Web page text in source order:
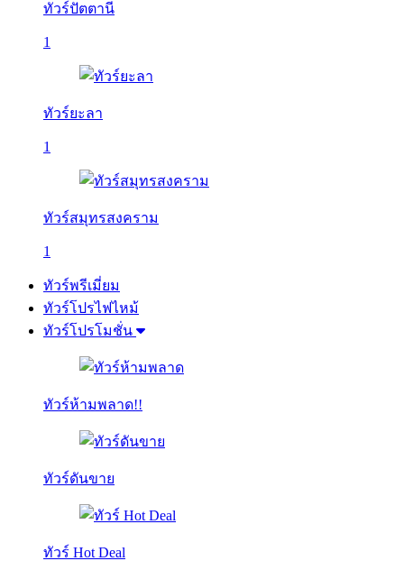
ทัวร์ปัตตานี
1
ทัวร์ยะลา
1
ทัวร์สมุทรสงคราม
1
ทัวร์พรีเมี่ยม
ทัวร์โปรไฟไหม้
ทัวร์โปรโมชั่น
ทัวร์ห้ามพลาด!!
ทัวร์ดันขาย
ทัวร์ Hot Deal